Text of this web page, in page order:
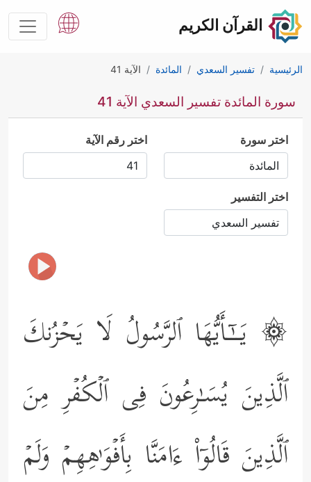
القرآن الكريم
الرئيسية تفسير السعدي المائدة الآية 41
سورة المائدة تفسير السعدي الآية 41
اختر سورة اختر رقم الآية
اختر التفسير
۞ یَــٰۤـأَیُّهَا ٱلرَّسُولُ لَا یَحۡزُنكَ
ٱلَّذِینَ یُسَـٰرِعُونَ فِی ٱلۡكُفۡرِ مِنَ
ٱلَّذِینَ قَالُوۤاْ ءَامَنَّا بِأَفۡوَ ٰ⁠هِهِمۡ وَلَمۡ